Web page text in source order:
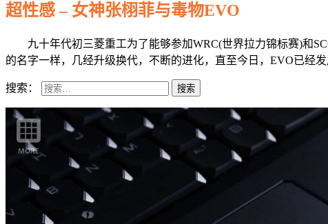
超性感 – 女神张栩菲与毒物EVO
九十年代初三菱重工为了能够参加WRC(世界拉力锦标赛)和
的名字一样，几经升级换代，不断的进化，直至今日，EVO已经发
搜索：